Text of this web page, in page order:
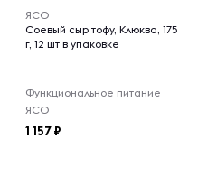
ЯСО
Соевый сыр тофу, Клюква, 175
г, 12 шт в упаковке
Функциональное питание
ЯСО
1 157